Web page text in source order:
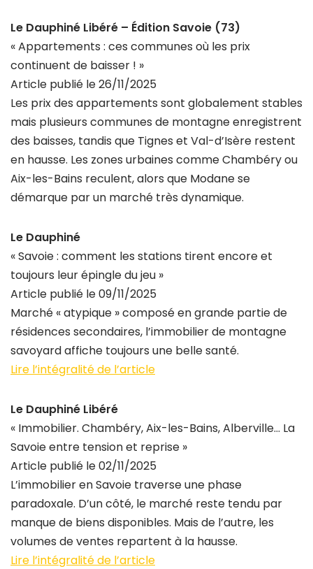
Le Dauphiné Libéré – Édition Savoie (73)
« Appartements : ces communes où les prix
continuent de baisser ! »
Article publié le 26/11/2025
Les prix des appartements sont globalement stables
mais plusieurs communes de montagne enregistrent
des baisses, tandis que Tignes et Val-d’Isère restent
en hausse. Les zones urbaines comme Chambéry ou
Aix-les-Bains reculent, alors que Modane se
démarque par un marché très dynamique.
Le Dauphiné
« Savoie : comment les stations tirent encore et
toujours leur épingle du jeu »
Article publié le 09/11/2025
Marché « atypique » composé en grande partie de
résidences secondaires, l’immobilier de montagne
savoyard affiche toujours une belle santé.
Lire l’intégralité de l’article
Le Dauphiné Libéré
« Immobilier. Chambéry, Aix-les-Bains, Alberville… La
Savoie entre tension et reprise »
Article publié le 02/11/2025
L’immobilier en Savoie traverse une phase
paradoxale. D’un côté, le marché reste tendu par
manque de biens disponibles. Mais de l’autre, les
volumes de ventes repartent à la hausse.
Lire l’intégralité de l’article